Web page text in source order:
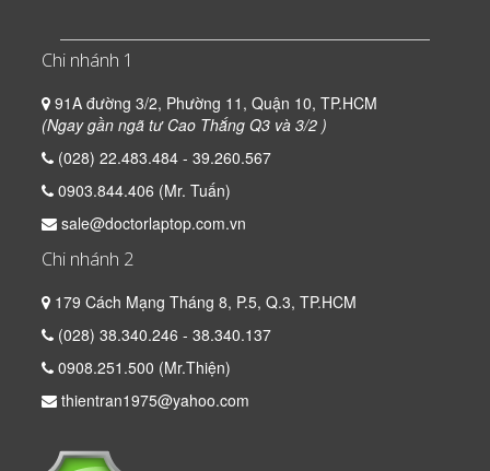
Chi nhánh 1
91A đường 3/2, Phường 11, Quận 10, TP.HCM
(Ngay gần ngã tư Cao Thắng Q3 và 3/2 )
(028) 22.483.484 - 39.260.567
0903.844.406 (Mr. Tuấn)
sale@doctorlaptop.com.vn
Chi nhánh 2
179 Cách Mạng Tháng 8, P.5, Q.3, TP.HCM
(028) 38.340.246 - 38.340.137
0908.251.500 (Mr.Thiện)
thientran1975@yahoo.com